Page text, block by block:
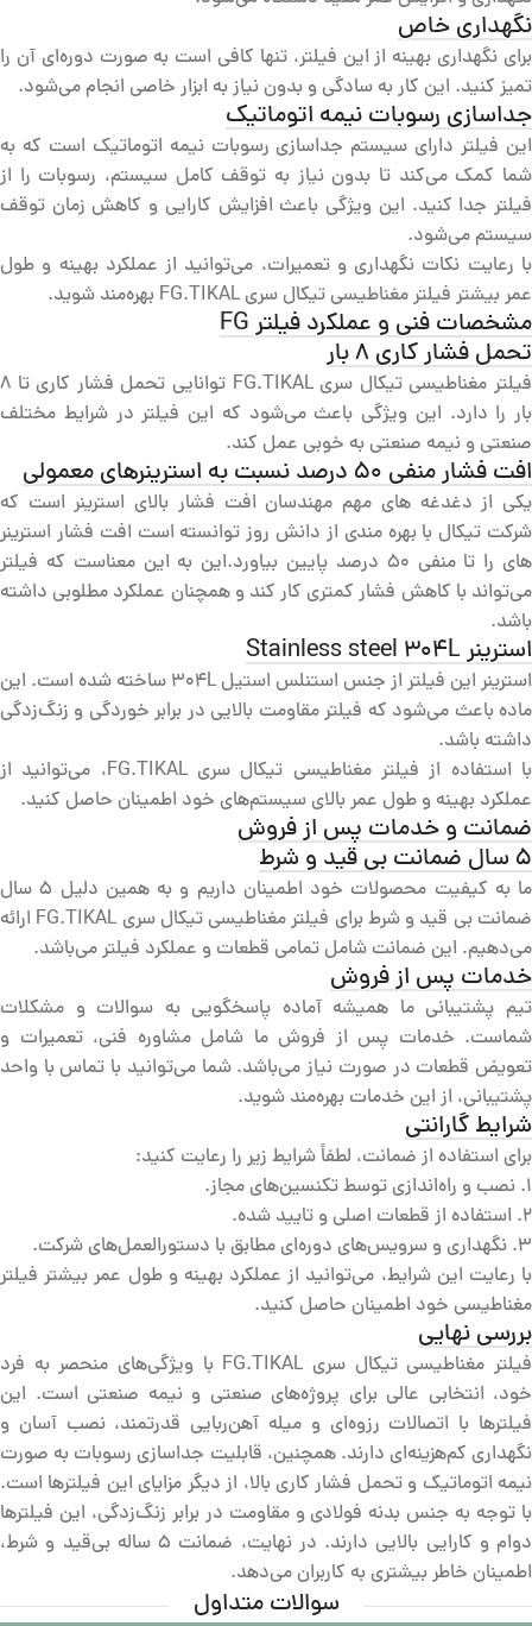
نگهداری خاص
برای نگهداری بهینه از این فیلتر، تنها کافی است به صورت دوره‌ای آن را
تمیز کنید. این کار به سادگی و بدون نیاز به ابزار خاصی انجام می‌شود.
جداسازی رسوبات نیمه اتوماتیک
این فیلتر دارای سیستم جداسازی رسوبات نیمه اتوماتیک است که به
شما کمک می‌کند تا بدون نیاز به توقف کامل سیستم، رسوبات را از
فیلتر جدا کنید. این ویژگی باعث افزایش کارایی و کاهش زمان توقف
سیستم می‌شود.
با رعایت نکات نگهداری و تعمیرات، می‌توانید از عملکرد بهینه و طول
عمر بیشتر فیلتر مغناطیسی تیکال سری FG.TIKAL بهره‌مند شوید.
مشخصات فنی و عملکرد فیلتر FG
تحمل فشار کاری 8 بار
فیلتر مغناطیسی تیکال سری FG.TIKAL توانایی تحمل فشار کاری تا 8
بار را دارد. این ویژگی باعث می‌شود که این فیلتر در شرایط مختلف
صنعتی و نیمه صنعتی به خوبی عمل کند.
افت فشار منفی 50 درصد نسبت به استرینرهای معمولی
یکی از دغدغه های مهم مهندسان افت فشار بالای استرینر است که
شرکت تیکال با بهره مندی از دانش روز توانسته است افت فشار استرینر
های را تا منفی 50 درصد پایین بیاورد.این به این معناست که فیلتر
می‌تواند با کاهش فشار کمتری کار کند و همچنان عملکرد مطلوبی داشته
باشد.
استرینر Stainless steel 304L
استرینر این فیلتر از جنس استنلس استیل 304L ساخته شده است. این
ماده باعث می‌شود که فیلتر مقاومت بالایی در برابر خوردگی و زنگ‌زدگی
داشته باشد.
با استفاده از فیلتر مغناطیسی تیکال سری FG.TIKAL، می‌توانید از
عملکرد بهینه و طول عمر بالای سیستم‌های خود اطمینان حاصل کنید.
ضمانت و خدمات پس از فروش
5 سال ضمانت بی قید و شرط
ما به کیفیت محصولات خود اطمینان داریم و به همین دلیل 5 سال
ضمانت بی قید و شرط برای فیلتر مغناطیسی تیکال سری FG.TIKAL ارائه
می‌دهیم. این ضمانت شامل تمامی قطعات و عملکرد فیلتر می‌باشد.
خدمات پس از فروش
تیم پشتیبانی ما همیشه آماده پاسخگویی به سوالات و مشکلات
شماست. خدمات پس از فروش ما شامل مشاوره فنی، تعمیرات و
تعویض قطعات در صورت نیاز می‌باشد. شما می‌توانید با تماس با واحد
پشتیبانی، از این خدمات بهره‌مند شوید.
شرایط گارانتی
برای استفاده از ضمانت، لطفاً شرایط زیر را رعایت کنید:
1. نصب و راه‌اندازی توسط تکنسین‌های مجاز.
2. استفاده از قطعات اصلی و تایید شده.
3. نگهداری و سرویس‌های دوره‌ای مطابق با دستورالعمل‌های شرکت.
با رعایت این شرایط، می‌توانید از عملکرد بهینه و طول عمر بیشتر فیلتر
مغناطیسی خود اطمینان حاصل کنید.
بررسی نهایی
فیلتر مغناطیسی تیکال سری FG.TIKAL با ویژگی‌های منحصر به فرد
خود، انتخابی عالی برای پروژه‌های صنعتی و نیمه صنعتی است. این
فیلترها با اتصالات رزوه‌ای و میله آهن‌ربایی قدرتمند، نصب آسان و
نگهداری کم‌هزینه‌ای دارند. همچنین، قابلیت جداسازی رسوبات به صورت
نیمه اتوماتیک و تحمل فشار کاری بالا، از دیگر مزایای این فیلترها است.
با توجه به جنس بدنه فولادی و مقاومت در برابر زنگ‌زدگی، این فیلترها
دوام و کارایی بالایی دارند. در نهایت، ضمانت ۵ ساله بی‌قید و شرط،
اطمینان خاطر بیشتری به کاربران می‌دهد.
سوالات متداول